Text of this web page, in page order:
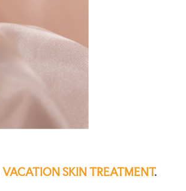
VACATION SKIN TREATMENT.